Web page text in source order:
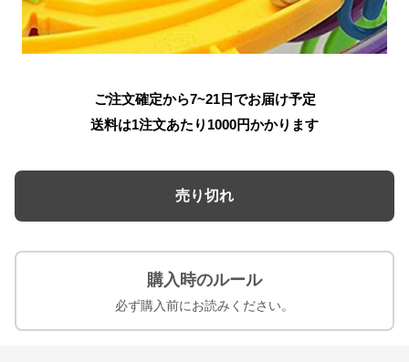
ご注文確定から7~21日でお届け予定
送料は1注文あたり 1000円かかります
売り切れ
購入時のルール
必ず購入前にお読みください。